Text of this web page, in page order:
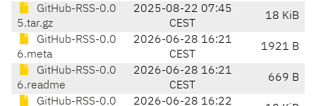
GitHub-RSS-0.0
5.tar.gz
2025-08-22 07:45
CEST
18 KiB
GitHub-RSS-0.0
6.meta
2026-06-28 16:21
CEST
1921 B
GitHub-RSS-0.0
6.readme
2026-06-28 16:21
CEST
669 B
GitHub-RSS-0.0 2026-06-28 16:22